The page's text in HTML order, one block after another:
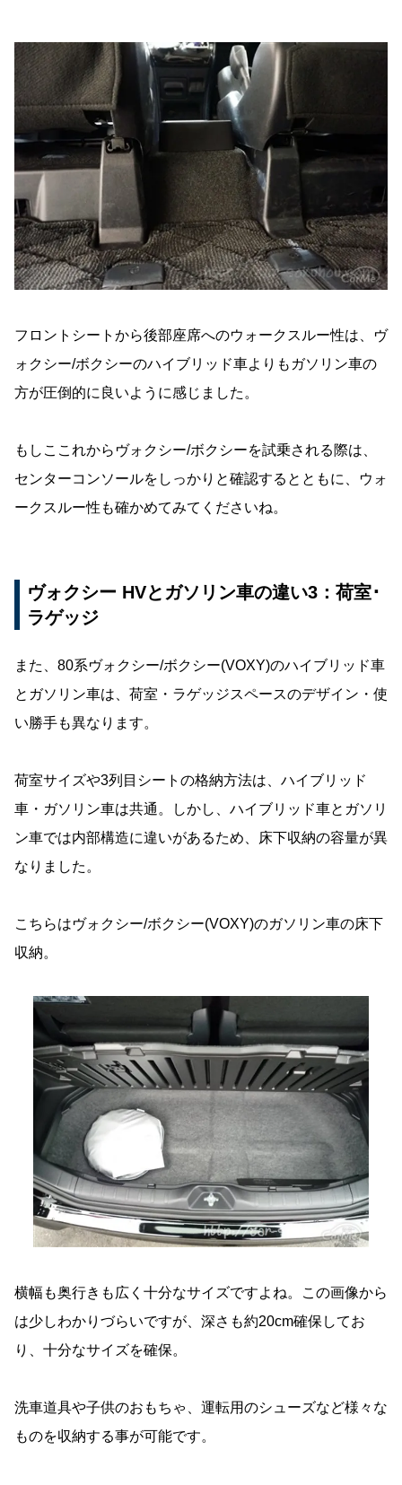
フロントシートから後部座席へのウォークスルー性は、ヴ
ォクシー/ボクシーのハイブリッド車よりもガソリン車の
方が圧倒的に良いように感じました。
もしここれからヴォクシー/ボクシーを試乗される際は、
センターコンソールをしっかりと確認するとともに、ウォ
ークスルー性も確かめてみてくださいね。
ヴォクシー HVとガソリン車の違い3：荷室･
ラゲッジ
また、80系ヴォクシー/ボクシー(VOXY)のハイブリッド車
とガソリン車は、荷室・ラゲッジスペースのデザイン・使
い勝手も異なります。
荷室サイズや3列目シートの格納方法は、ハイブリッド
車・ガソリン車は共通。しかし、ハイブリッド車とガソリ
ン車では内部構造に違いがあるため、床下収納の容量が異
なりました。
こちらはヴォクシー/ボクシー(VOXY)のガソリン車の床下
収納。
横幅も奥行きも広く十分なサイズですよね。この画像から
は少しわかりづらいですが、深さも約20cm確保してお
り、十分なサイズを確保。
洗車道具や子供のおもちゃ、運転用のシューズなど様々な
ものを収納する事が可能です。